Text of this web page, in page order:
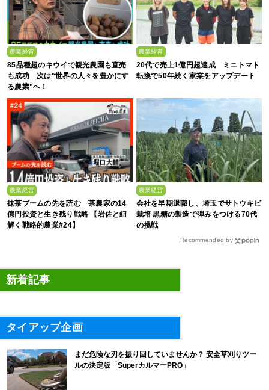
農業経営
85品種超のキウイで観光農園も直売
も成功 次は“世界の人々を豊かにす
る農業”へ！
農業経営
20代で売上1億円超達成 ミニトマト
転換で50年続く家業をアップデート
農業経営
抹茶ブームの先を読む 茶農家の14
億円投資と生き残り戦略 【岩佐と紐
解く戦略的農業#24】
農業経営
会社を早期退職し、埼玉でサトウキビ
栽培 黒糖の製造で弾みをつける70代
の挑戦
Recommended by
新着記事
タイアップ企画
まだ危険な刃を振り回していませんか？ 安全草刈りツー
ルの決定版「SuperカルマーPRO」